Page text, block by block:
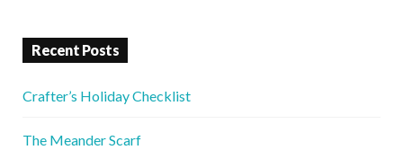
Recent Posts
Crafter’s Holiday Checklist
The Meander Scarf